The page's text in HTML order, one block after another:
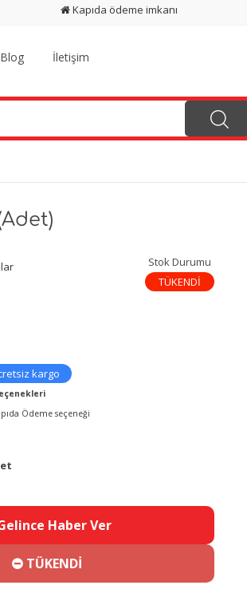
Kapıda ödeme imkanı
Blog İletişim
Stok Durumu
TÜKENDİ
kargo
Ödeme seçeneği
Haber Ver
TÜKENDİ